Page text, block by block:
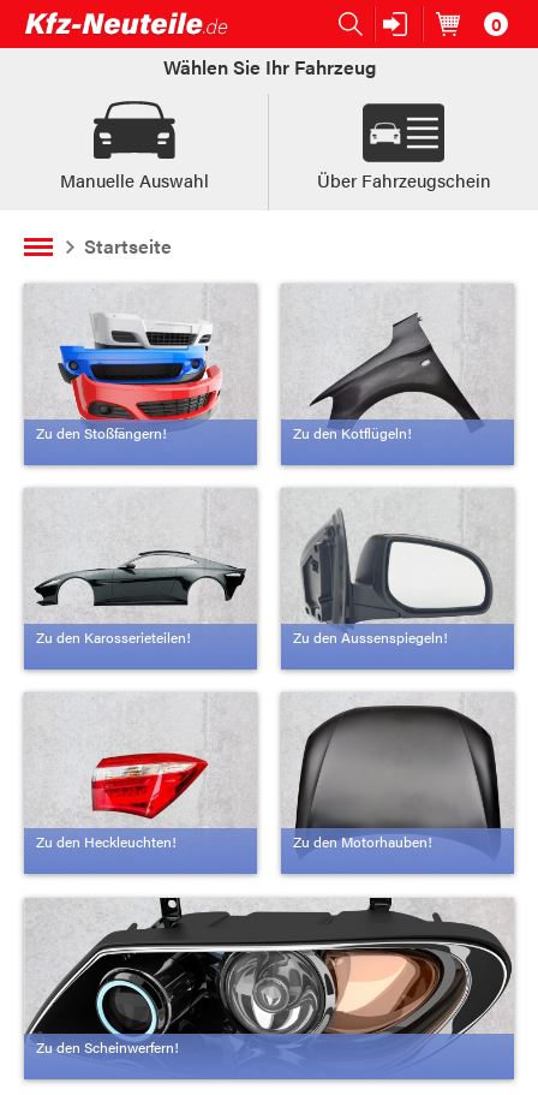
Open submenu (Ersatzteile:)
Ersatzteile: Artikel im
0
Wählen Sie Ihr Fahrzeug
Manuelle Auswahl Über Fahrzeugschein
Startseite
Zu den Stoßfängern! Zu den Kotflügeln!
Zu den Karosserieteilen! Zu den Aussenspiegeln!
Zu den Heckleuchten! Zu den Motorhauben!
Zu den Scheinwerfern!